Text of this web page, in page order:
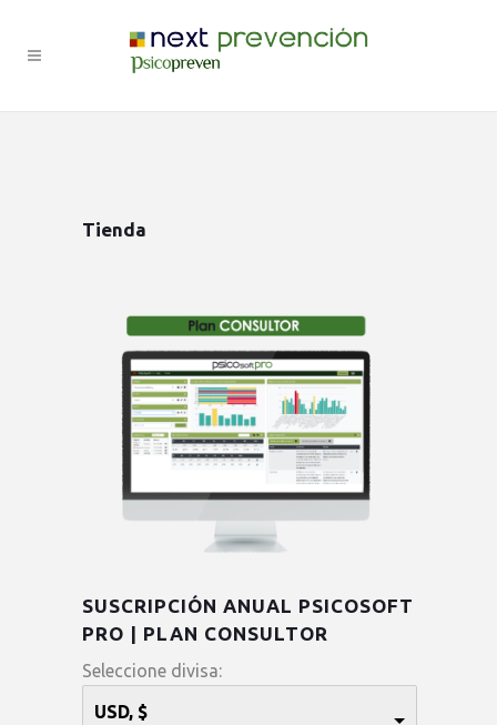
Tienda
SUSCRIPCIÓN ANUAL PSICOSOFT
PRO | PLAN CONSULTOR
Seleccione divisa:
USD, $